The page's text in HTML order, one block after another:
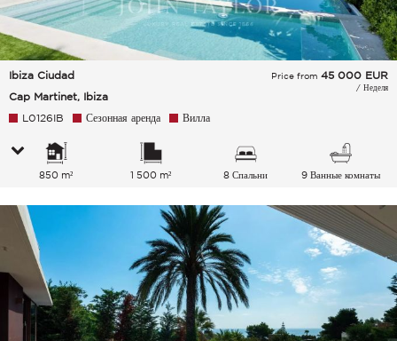
Ibiza Ciudad
Cap Martinet, Ibiza
Price from 45 000 EUR
/ Неделя
L0126IB Сезонная аренда Вилла
850 m² 1 500 m² 8 Спальни 9 Ванные комнаты